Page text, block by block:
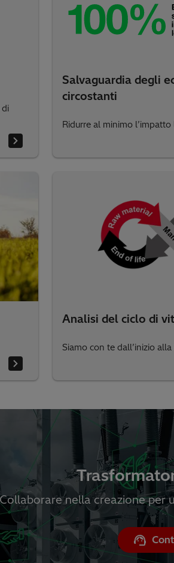
di
Salvaguardia degli
circostanti
Ridurre al minimo l’impatto
Analisi del ciclo di
Siamo con te dall’inizio
nella creazione per